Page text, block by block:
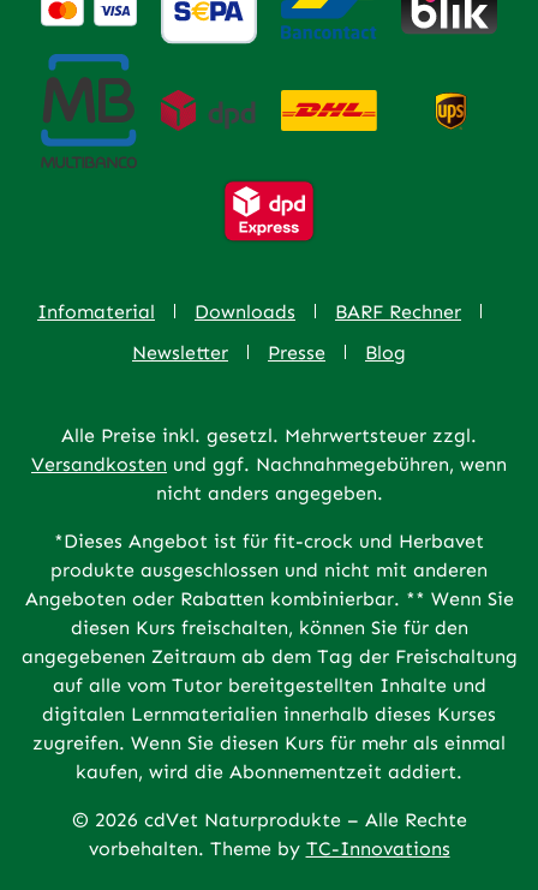
Infomaterial Downloads
BARF Rechner
Newsletter
Presse Blog
Alle Preise inkl. gesetzl. Mehrwertsteuer zzgl.
Versandkosten und ggf. Nachnahmegebühren, wenn
nicht anders angegeben.
*Dieses Angebot ist für fit-crock und Herbavet
produkte ausgeschlossen und nicht mit anderen
Angeboten oder Rabatten kombinierbar. ** Wenn Sie
diesen Kurs freischalten, können Sie für den
angegebenen Zeitraum ab dem Tag der Freischaltung
auf alle vom Tutor bereitgestellten Inhalte und
digitalen Lernmaterialien innerhalb dieses Kurses
zugreifen. Wenn Sie diesen Kurs für mehr als einmal
kaufen, wird die Abonnementzeit addiert.
© 2026 cdVet Naturprodukte – Alle Rechte
vorbehalten. Theme by TC-Innovations